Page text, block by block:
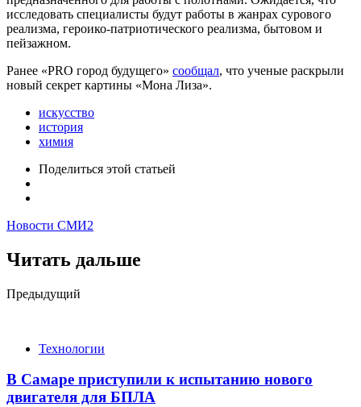
исследовать специалисты будут работы в жанрах сурового
реализма, героико-патриотического реализма, бытовом и
пейзажном.
Ранее «PRO город будущего» сообщал, что ученые раскрыли
новый секрет картины «Мона Лиза».
искусство
история
химия
Поделиться этой статьей
Новости СМИ2
Читать дальше
Post
Предыдущий
Технологии
В Самаре приступили к испытанию нового
двигателя для БПЛА